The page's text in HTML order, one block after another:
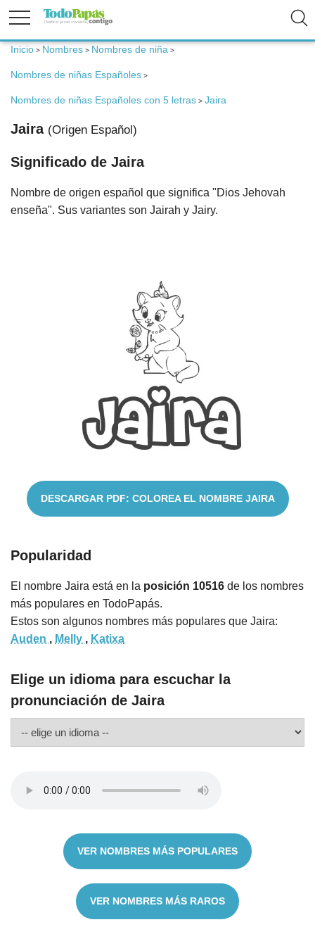
Fertilidad
Embarazo
Bebé
Padres
Inicio > Nombres > Nombres de niña >
Nombres de niñas Españoles >
Nombres de niñas Españoles con 5 letras > Jaira
Jaira (Origen Español)
Significado de Jaira
Nombre de origen español que significa "Dios Jehovah
enseña". Sus variantes son Jairah y Jairy.
DESCARGAR PDF: COLOREA EL NOMBRE JAIRA
Popularidad
El nombre Jaira está en la posición 10516 de los nombres
más populares en TodoPapás.
Estos son algunos nombres más populares que Jaira:
Auden , Melly , Katixa
Elige un idioma para escuchar la
pronunciación de Jaira
VER NOMBRES MÁS POPULARES
VER NOMBRES MÁS RAROS